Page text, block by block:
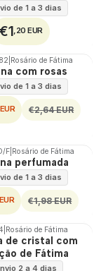
de 1 a 3 dias
€1,20 EUR
Rosário de Fátima
com rosas
de 1 a 3 dias
€2,64 EUR
F| Rosário de Fátima
perfumada
de 1 a 3 dias
€1,98 EUR
Rosário de Fátima
de cristal com
de Fátima
2 a 4 dias